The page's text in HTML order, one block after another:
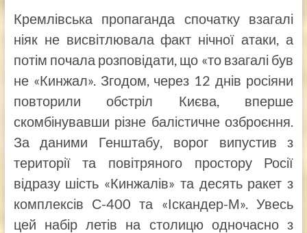
Кремлівська пропаганда спочатку взагалі
ніяк не висвітлювала факт нічної атаки, а
потім почала розповідати, що «то взагалі був
не «Кинжал». Згодом, через 12 днів росіяни
повторили обстріл Києва, вперше
скомбінувавши різне балістичне озброєння.
За даними Генштабу, ворог випустив з
території та повітряного простору Росії
відразу шість «Кинжалів» та десять ракет з
комплексів С-400 та «Іскандер-М». Увесь
цей набір летів на столицю одночасно з